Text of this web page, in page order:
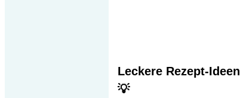
Leckere Rezept-Ideen
💡